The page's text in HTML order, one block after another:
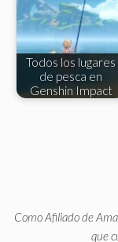
Todos los lugares
de pesca en
Genshin Impact
Como Afiliado de
que